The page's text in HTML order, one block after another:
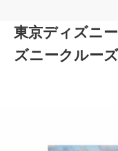
東京ディズニ
ズニークルー